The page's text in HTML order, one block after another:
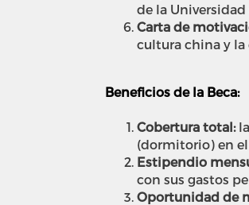
de la Universidad
Carta de
cultura china y la
Beneficios de la Beca:
Cobertura total:l
(dormitorio) en
Estipendio
con sus gastos
Oportunidad de